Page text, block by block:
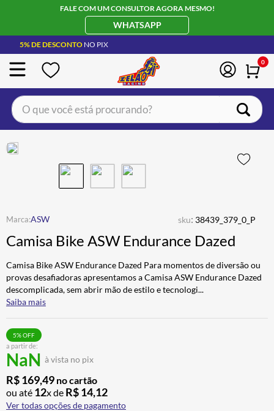
FALE COM UM CONSULTOR AGORA MESMO!
WHATSAPP
5% DE DESCONTO NO PIX
0
O que você está procurando?
ASW sku: 38439_379_0_P
Camisa Bike ASW Endurance Dazed
Camisa Bike ASW Endurance Dazed Para momentos de diversão ou
provas desafiadoras apresentamos a Camisa ASW Endurance Dazed
descomplicada, sem abrir mão de estilo e tecnologi...
Saiba mais
a partir de:
NaN à vista no pix
5% OFF
R$169,49 no cartão
ou até 12x de R$14,12
Ver todas opções de pagamento
BOTA
4º ÓCULOS SOLAR
5º LUVA
6º BAU
7º ALPINESTAR
8º AIROH
9º
10º